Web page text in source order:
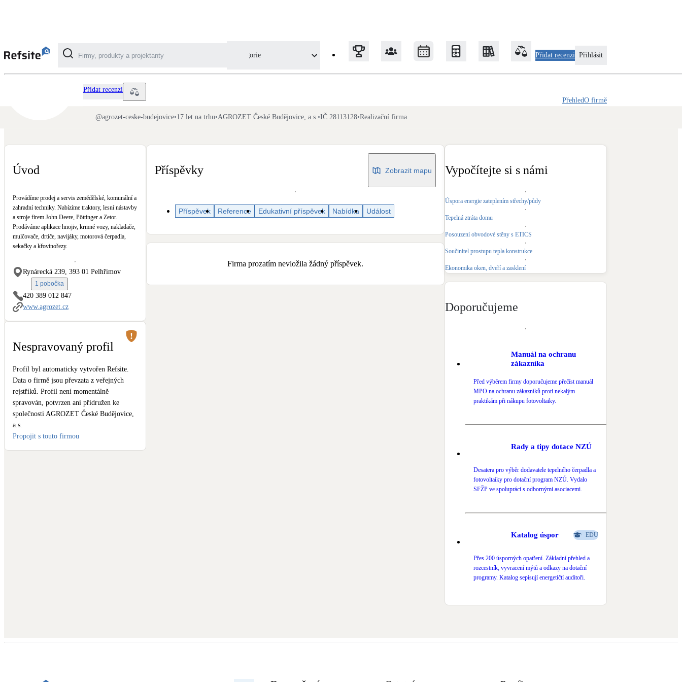
Kategorie Přidat recenzi Přihlásit
Fotovoltaika Tepelná čerpadla
Tepelná čerpadla na chlazení
Větrání s rekuperací
Teplovzdušné vytápění
Okna / dveře
Balkonové sestavy
Rekonstrukce
Kotle Bateriové úložiště
Pouze velké BESS
Novostavby
Stínicí technika
Žaluzie, markýzy, pergoly
Kamna / krby
Doplňkové zdroje vytápění
LED osvětlení
Vnitřní i venkovní
Zelená střecha NEW
Větrné elektrárny
AGROZET České Budějovice
Přidat recenzi
PřehledO firmě
@agrozet-ceske-budejovice•17 let na trhu•AGROZET České Budějovice, a.s.•IČ 28113128•Realizační firma
Úvod
Provádíme prodej a servis zemědělské, komunální a
zahradní techniky. Nabízíme traktory, lesní nástavby
a stroje firem John Deere, Pöttinger a Zetor.
Prodáváme aplikace hnojiv, krmné vozy, nakladače,
mulčovače, drtiče, navijáky, motorová čerpadla,
sekačky a křovinořezy.
Rynárecká 239, 393 01 Pelhřimov
1 pobočka
420 389 012 847
www.agrozet.cz
Nespravovaný profil
Profil byl automaticky vytvořen Refsite.
Data o firmě jsou převzata z veřejných
rejstříků. Profil není momentálně
spravován, potvrzen ani přidružen ke
společnosti AGROZET České Budějovice,
a.s.
Propojit s touto firmou
Příspěvky Zobrazit mapu
Příspěvek Reference Edukativní příspěvek Nabídka Událost
Firma prozatím nevložila žádný příspěvek.
Vypočítejte si s námi
Úspora energie zateplením střechy/půdy
Tepelná ztráta domu
Posouzení obvodové stěny s ETICS
Součinitel prostupu tepla konstrukce
Ekonomika oken, dveří a zasklení
Doporučujeme
Manuál na ochranu
zákazníka
Před výběrem firmy doporučujeme přečíst manuál
MPO na ochranu zákazníků proti nekalým
praktikám při nákupu fotovoltaiky.
Rady a tipy dotace NZÚ
Desatera pro výběr dodavatele tepelného čerpadla a
fotovoltaiky pro dotační program NZÚ. Vydalo
SFŽP ve spolupráci s odbornými asociacemi.
Katalog úspor EDU
Přes 200 úsporných opatření. Základní přehled a
rozcestník, vyvracení mýtů a odkazy na dotační
programy. Katalog sepisují energetičtí auditoři.